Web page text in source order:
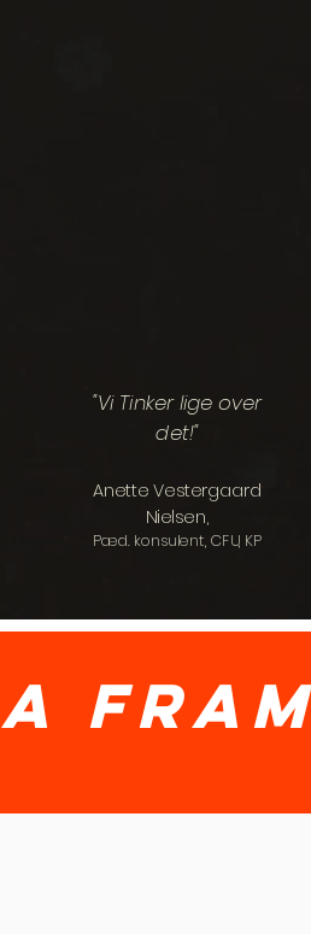
"Vi Tinker lige over
det!"
Anette Vestergaard
Nielsen,
Pæd. konsulent, CFU, KP
a